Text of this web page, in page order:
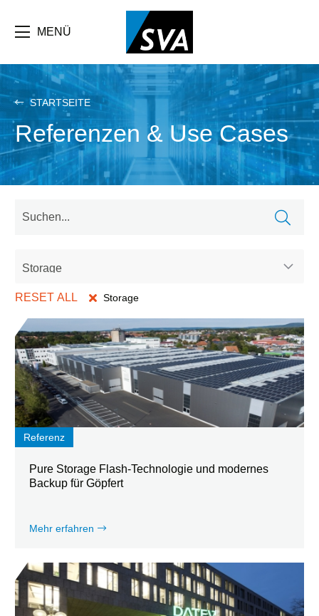
Inhalt
MENÜ
STARTSEITE
Referenzen & Use Cases
Storage
Referenz
Pure Storage Flash-Technologie und modernes
Backup für Göpfert
Mehr erfahren